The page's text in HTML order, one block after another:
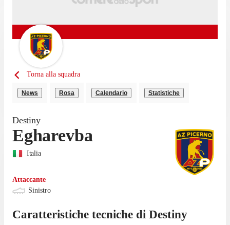
Torna alla squadra
News Rosa Calendario Statistiche
Destiny
Egharevba
Italia
Attaccante
Sinistro
Caratteristiche tecniche di Destiny